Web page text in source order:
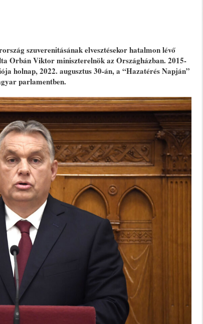
szuverenitásának elvesztésekor hatalmon lévő
Orbán Viktor miniszterelnök az Országházban. 2015-
holnap, 2022. augusztus 30-án, a “Hazatérés Napján”
parlamentben.